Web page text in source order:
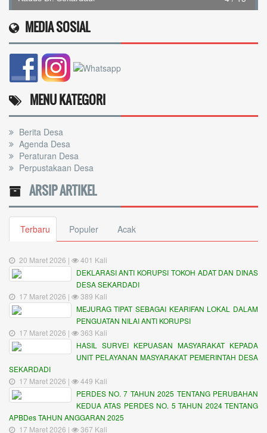
MEDIA SOSIAL
MENU KATEGORI
Berita Desa
Agenda Desa
Peraturan Desa
Perpustakaan Desa
ARSIP ARTIKEL
Terbaru Populer Acak
20 Maret 2026 |
401 Kali
DEKLARASI ANTI KORUPSI TOKOH ADAT DAN DINAS
DESA SEKARDADI
17 Maret 2026 |
389 Kali
MEJURAG TIPAT SEBAGAI KEARIFAN LOKAL DALAM
PENGUATAN NILAI ANTI KORUPSI
17 Maret 2026 |
363 Kali
HASIL SURVEI KEPUASAN MASYARAKAT KEPADA
UNIT PELAYANAN MASYARAKAT PEMERINTAH DESA
SEKARDADI
17 Maret 2026 |
449 Kali
PERDES NO. 7 TAHUN 2025 TENTANG PERUBAHAN
KEDUA ATAS PERDES NO. 5 TAHUN 2024 TENTANG
APBDes TAHUN ANGGARAN 2025
17 Maret 2026 |
367 Kali